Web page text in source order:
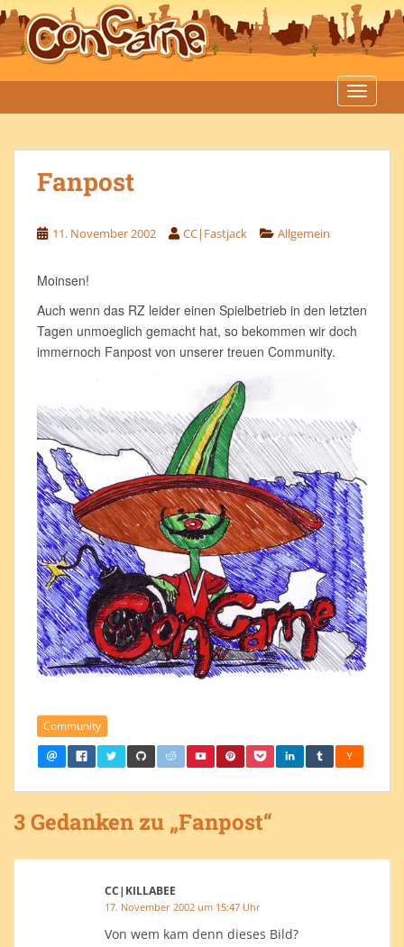
S
k
i
o
Fanpost
11. November 2002 CC|Fastjack Allgemein
Moinsen!
Auch wenn das RZ leider einen Spielbetrieb in den letzten
Tagen unmoeglich gemacht hat, so bekommen wir doch
immernoch Fanpost von unserer treuen Community.
Community
3 Gedanken zu „Fanpost“
CC|KILLABEE
17. November 2002 um 15:47 Uhr
Von wem kam denn dieses Bild?